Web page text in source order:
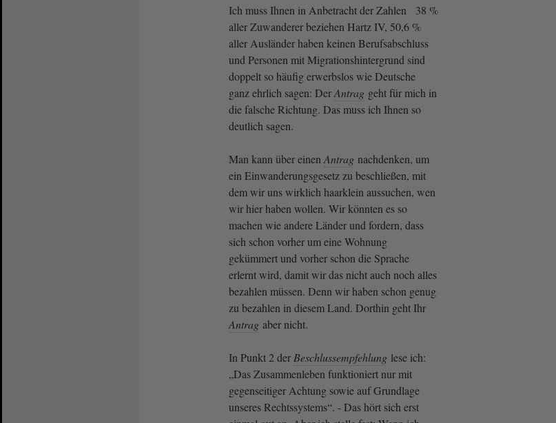
Ich muss Ihnen in Anbetracht der Zahlen 38 %
aller Zuwanderer beziehen Hartz IV, 50,6 %
aller Ausländer haben keinen Berufsabschluss
und Personen mit Migrationshintergrund sind
doppelt so häufig erwerbslos wie Deutsche
ganz ehrlich sagen: DerAntrag geht für mich in
die falsche Richtung. Das muss ich Ihnen so
deutlich sagen.
Man kann über einen Antrag nachdenken, um
ein Einwanderungsgesetz zu beschließen, mit
dem wir uns wirklich haarklein aussuchen, wen
wir hier haben wollen. Wir könnten es so
machen wie andere Länder und fordern, dass
sich schon vorher um eine Wohnung
gekümmert und vorher schon die Sprache
erlernt wird, damit wir das nicht auch noch alles
bezahlen müssen. Denn wir haben schon genug
zu bezahlen in diesem Land. Dorthin geht Ihr
Antrag aber nicht.
In Punkt 2 der Beschlussempfehlung lese ich:
„Das Zusammenleben funktioniert nur mit
gegenseitiger Achtung sowie auf Grundlage
unseres Rechtssystems“. - Das hört sich erst